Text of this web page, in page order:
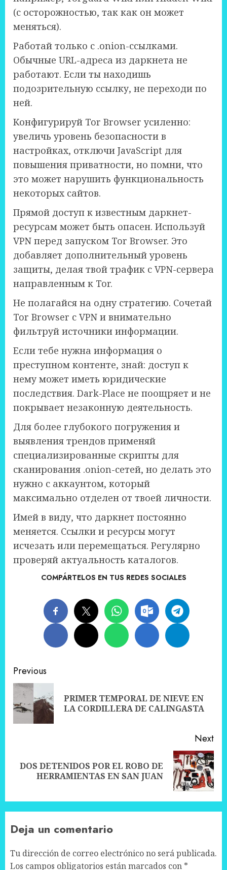
(с осторожностью, так как он может
меняться).
Работай только с .onion-ссылками.
Обычные URL-адреса из даркнета не
работают. Если ты находишь
подозрительную ссылку, не переходи по
ней.
Конфигурируй Tor Browser усиленно:
увеличь уровень безопасности в
настройках, отключи JavaScript для
повышения приватности, но помни, что
это может нарушить функциональность
некоторых сайтов.
Прямой доступ к известным даркнет-
ресурсам может быть опасен. Используй
VPN перед запуском Tor Browser. Это
добавляет дополнительный уровень
защиты, делая твой трафик с VPN-сервера
направленным к Tor.
Не полагайся на одну стратегию. Сочетай
Tor Browser с VPN и внимательно
фильтруй источники информации.
Если тебе нужна информация о
преступном контенте, знай: доступ к
нему может иметь юридические
последствия. Dark-Place не поощряет и не
покрывает незаконную деятельность.
Для более глубокого погружения и
выявления трендов применяй
специализированные скрипты для
сканирования .onion-сетей, но делать это
нужно с аккаунтом, который
максимально отделен от твоей личности.
Имей в виду, что даркнет постоянно
меняется. Ссылки и ресурсы могут
исчезать или перемещаться. Регулярно
проверяй актуальность каталогов.
COMPÁRTELOS EN TUS REDES SOCIALES
Post
navigation
Previous
PRIMER TEMPORAL DE NIEVE EN
LA CORDILLERA DE CALINGASTA
Next
Next
DOS DETENIDOS POR EL ROBO DE
HERRAMIENTAS EN SAN JUAN
Deja un comentario
Tu dirección de correo electrónico no será publicada.
Los campos obligatorios están marcados con *